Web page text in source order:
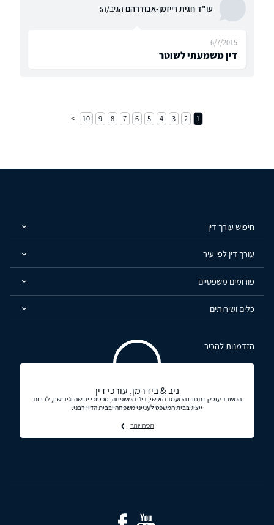
עו"ד חגית רייזמן-אבודרהם הגיב/ה:
דין משמעתי לשוטר
6/7/2015
1
2
3
4
5
6
7
8
9
10
חיפוש עורך דין
עורך דין לפי עיר
פורומים משפטיים
כלים ושירותים
הזדמנות להכיר
ניב & בידרמן, עורכי דין
המשרד עוסק בתחום המעמד האישי, דיני המשפחה, סכסוכי ירושה וגירושין, לרבות
ייצוג בבית המשפט לענייני משפחה ובבית הדין רבני.
תכירו יותר